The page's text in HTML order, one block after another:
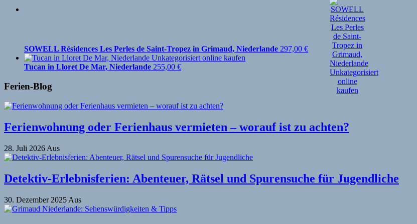
SOWELL Résidences Les Perles de Saint-Tropez in Grimaud, Niederlande 297,00 €
Tucan in Lloret De Mar, Niederlande 255,00 €
Ferien-Blog
Ferienwohnung oder Ferienhaus vermieten – worauf ist zu achten?
28. Juli 2026 Aus
Detektiv-Erlebnisferien: Abenteuer, Rätsel und Spurensuche für Jugendliche
30. Dezember 2025 Aus